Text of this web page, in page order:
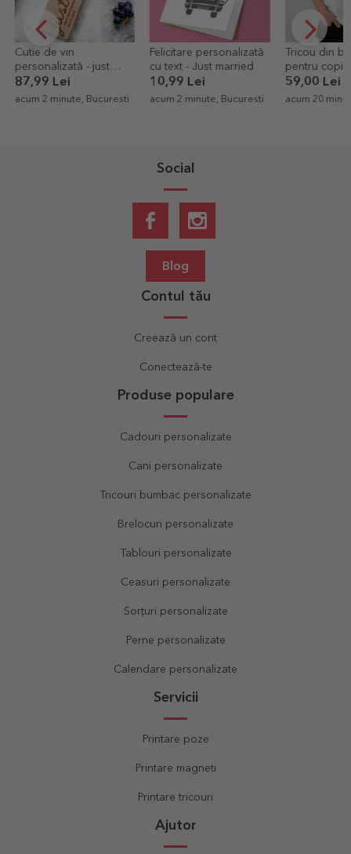
Felicitare personalizată
cu text - Just married
10,99 Lei
acum 2 minute, Bucuresti
Tricou din bumbac
pentru copii
personalizat cu o poză
portret și text
59,00 Lei
acum 20 minute, Valcea
Vin spumant
personalizat
pentru zi de
Gold
79,99 Lei
acum 22
Social
Blog
Contul tău
Creează un cont
Conectează-te
Produse populare
Cadouri personalizate
Cani personalizate
Tricouri bumbac personalizate
Brelocuri personalizate
Tablouri personalizate
Ceasuri personalizate
Sorțuri personalizate
Perne personalizate
Calendare personalizate
Servicii
Printare poze
Printare magneti
Printare tricouri
Ajutor